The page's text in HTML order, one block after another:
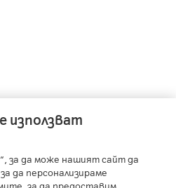
- A1 Serbia - A1 Belarus
- A1 Slovenia
използват
за да може нашият сайт да
да персонализираме